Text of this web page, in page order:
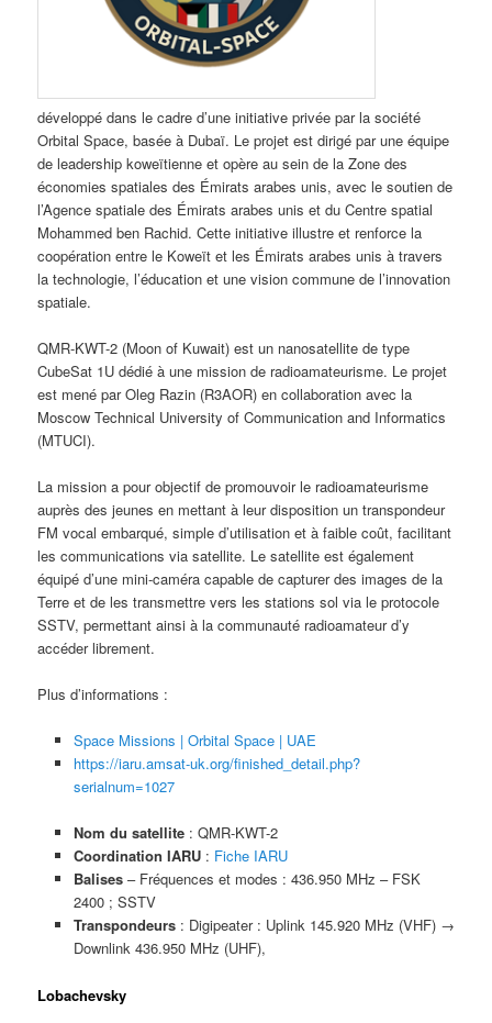
développé dans le cadre d’une initiative privée par la société
Orbital Space, basée à Dubaï. Le projet est dirigé par une équipe
de leadership koweïtienne et opère au sein de la Zone des
économies spatiales des Émirats arabes unis, avec le soutien de
l’Agence spatiale des Émirats arabes unis et du Centre spatial
Mohammed ben Rachid. Cette initiative illustre et renforce la
coopération entre le Koweït et les Émirats arabes unis à travers
la technologie, l’éducation et une vision commune de l’innovation
spatiale.
QMR-KWT-2 (Moon of Kuwait) est un nanosatellite de type
CubeSat 1U dédié à une mission de radioamateurisme. Le projet
est mené par Oleg Razin (R3AOR) en collaboration avec la
Moscow Technical University of Communication and Informatics
(MTUCI).
La mission a pour objectif de promouvoir le radioamateurisme
auprès des jeunes en mettant à leur disposition un transpondeur
FM vocal embarqué, simple d’utilisation et à faible coût, facilitant
les communications via satellite. Le satellite est également
équipé d’une mini-caméra capable de capturer des images de la
Terre et de les transmettre vers les stations sol via le protocole
SSTV, permettant ainsi à la communauté radioamateur d’y
accéder librement.
Plus d’informations :
Space Missions | Orbital Space | UAE
https://iaru.amsat-uk.org/finished_detail.php?
serialnum=1027
Nom du satellite : QMR-KWT-2
Coordination IARU: Fiche IARU
Balises– Fréquences et modes : 436.950 MHz – FSK
2400 ; SSTV
Transpondeurs : Digipeater : Uplink 145.920 MHz (VHF) →
Downlink 436.950 MHz (UHF), ​
Lobachevsky